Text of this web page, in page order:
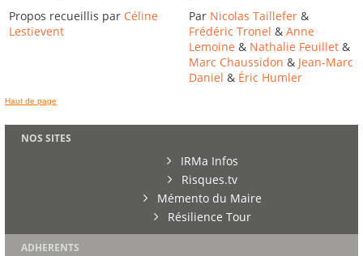
Propos recueillis par Céline
Lestievent
Par Nicolas Taillefer &
Frédéric Tronel &Anne
Lemoine & Nathalie Feuillet &
Marc Chaussidon & Jean-Marc
Daniel & Éric Humler
Haut de page
NOS SITES
IRMa Infos
Risques.tv
Mémento du Maire
Résilience Tour
ADHERENTS